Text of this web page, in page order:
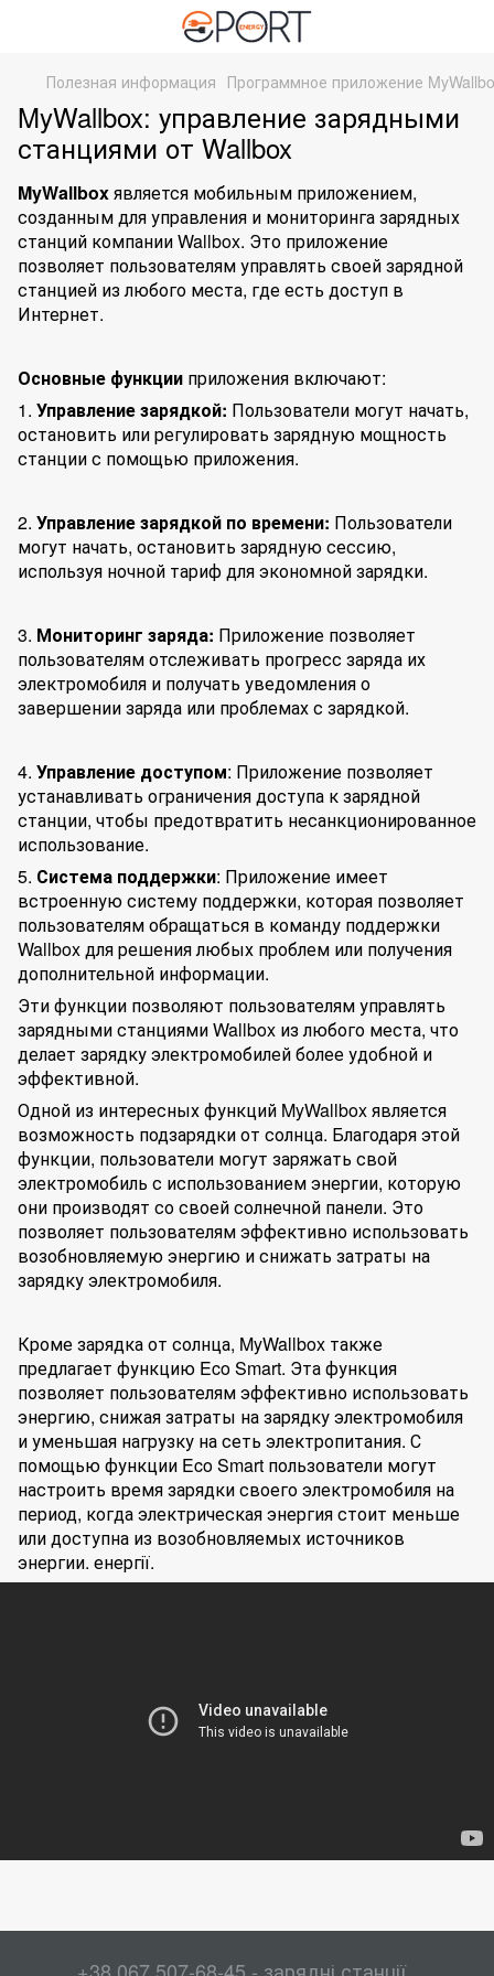
Полезная информация Программное приложение
MyWallbox: управление зарядными
станциями от Wallbox
MyWallboxявляется мобильным приложением,
созданным для управления и мониторингазарядных
станций компании Wallbox. Это приложение
позволяет пользователям управлять своей зарядной
станцией из любого места, где есть доступ в
Интернет.
Основные функции приложения включают:
1. Управление зарядкой: Пользователи могут начать,
остановить или регулировать зарядную мощность
станции с помощью приложения.
2. Управление зарядкой по времени: Пользователи
могут начать, остановить зарядную сессию,
используя ночной тариф для экономной зарядки.
3. Мониторинг заряда: Приложение позволяет
пользователям отслеживать прогресс заряда их
электромобиля и получать уведомления о
завершении заряда или проблемах с зарядкой.
4. Управление доступом: Приложение позволяет
устанавливать ограничения доступа к зарядной
станции, чтобы предотвратить несанкционированное
использование.
5. Система поддержки: Приложение имеет
встроенную систему поддержки, которая позволяет
пользователям обращаться в команду поддержки
Wallbox для решения любых проблем или получения
дополнительной информации.
Эти функции позволяют пользователям управлять
зарядными станциями Wallbox из любого места, что
делает зарядку электромобилей более удобной и
эффективной.
Одной из интересных функций MyWallbox является
возможность подзарядки от солнца. Благодаря этой
функции, пользователи могут заряжать свой
электромобиль с использованием энергии, которую
они производят со своей солнечной панели. Это
позволяет пользователям эффективно использовать
возобновляемую энергию и снижать затраты на
зарядку электромобиля.
Кроме зарядка от солнца, MyWallbox также
предлагает функцию Eco Smart. Эта функция
позволяет пользователям эффективно использовать
энергию, снижая затраты на зарядку электромобиля
и уменьшая нагрузку на сеть электропитания. С
помощью функции Eco Smart пользователи могут
настроить время зарядки своего электромобиля на
период, когда электрическая энергия стоит меньше
или доступна из возобновляемых источников
энергии. енергії.